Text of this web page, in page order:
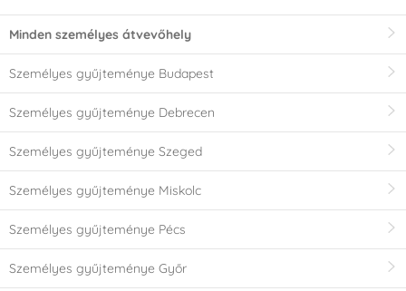
Minden személyes átvevőhely
Személyes gyűjteménye Budapest
Személyes gyűjteménye Debrecen
Személyes gyűjteménye Szeged
Személyes gyűjteménye Miskolc
Személyes gyűjteménye Pécs
Személyes gyűjteménye Győr